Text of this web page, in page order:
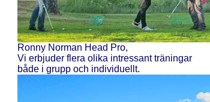
Ronny Norman Head Pro,
Vi erbjuder flera olika intressant träningar
både i grupp och individuellt.